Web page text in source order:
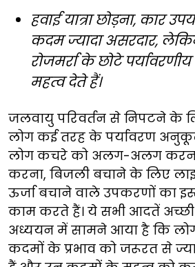
हवाई यात्रा छोड़ना, कार
कदम ज्यादा असरदार,
रोजमर्रा के छोटे पर्यावरणीय
महत्व देते हैं।
जलवायु परिवर्तन से निपटने के
लोग कई तरह के पर्यावरण
लोग कचरे को अलग-अलग
करना, बिजली बचाने के लिए
ऊर्जा बचाने वाले उपकरणों का
काम करते हैं। ये सभी आदतें
अध्ययन में सामने आया है कि
कदमों के प्रभाव को जरूरत से